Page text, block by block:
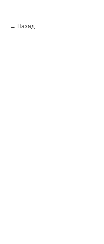
← Назад